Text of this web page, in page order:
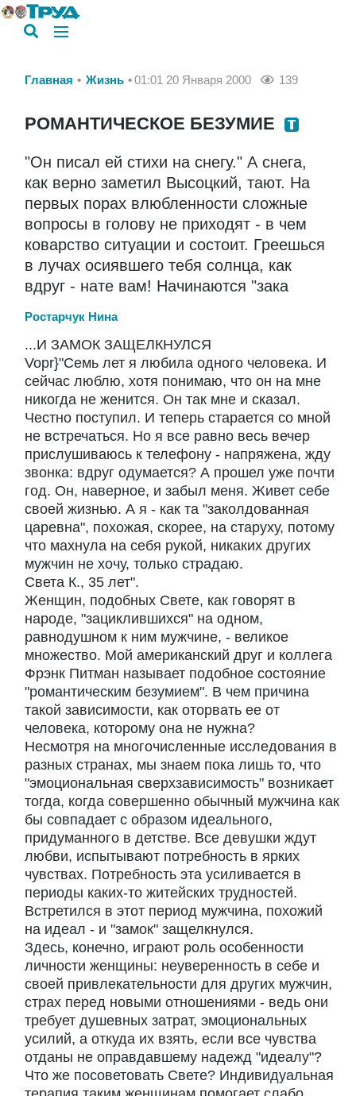
Главная Жизнь 01:01 20 Января 2000 139
РОМАНТИЧЕСКОЕ БЕЗУМИЕ
"Он писал ей стихи на снегу." А снега,
как верно заметил Высоцкий, тают. На
первых порах влюбленности сложные
вопросы в голову не приходят - в чем
коварство ситуации и состоит. Греешься
в лучах осиявшего тебя солнца, как
вдруг - нате вам! Начинаются "зака
Ростарчук Нина
...И ЗАМОК ЗАЩЕЛКНУЛСЯ
Vopr}"Семь лет я любила одного человека. И
сейчас люблю, хотя понимаю, что он на мне
никогда не женится. Он так мне и сказал.
Честно поступил. И теперь старается со мной
не встречаться. Но я все равно весь вечер
прислушиваюсь к телефону - напряжена, жду
звонка: вдруг одумается? А прошел уже почти
год. Он, наверное, и забыл меня. Живет себе
своей жизнью. А я - как та "заколдованная
царевна", похожая, скорее, на старуху, потому
что махнула на себя рукой, никаких других
мужчин не хочу, только страдаю.
Света К., 35 лет".
Женщин, подобных Свете, как говорят в
народе, "зациклившихся" на одном,
равнодушном к ним мужчине, - великое
множество. Мой американский друг и коллега
Фрэнк Питман называет подобное состояние
"романтическим безумием". В чем причина
такой зависимости, как оторвать ее от
человека, которому она не нужна?
Несмотря на многочисленные исследования в
разных странах, мы знаем пока лишь то, что
"эмоциональная сверхзависимость" возникает
тогда, когда совершенно обычный мужчина как
бы совпадает с образом идеального,
придуманного в детстве. Все девушки ждут
любви, испытывают потребность в ярких
чувствах. Потребность эта усиливается в
периоды каких-то житейских трудностей.
Встретился в этот период мужчина, похожий
на идеал - и "замок" защелкнулся.
Здесь, конечно, играют роль особенности
личности женщины: неуверенность в себе и
своей привлекательности для других мужчин,
страх перед новыми отношениями - ведь они
требует душевных затрат, эмоциональных
усилий, а откуда их взять, если все чувства
отданы не оправдавшему надежд "идеалу"?
Что же посоветовать Свете? Индивидуальная